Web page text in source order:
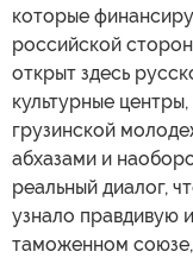
которые
российской
открыт здесь
культурные
грузинской
абхазами и
реальный диалог,
узнало правдивую
таможенном